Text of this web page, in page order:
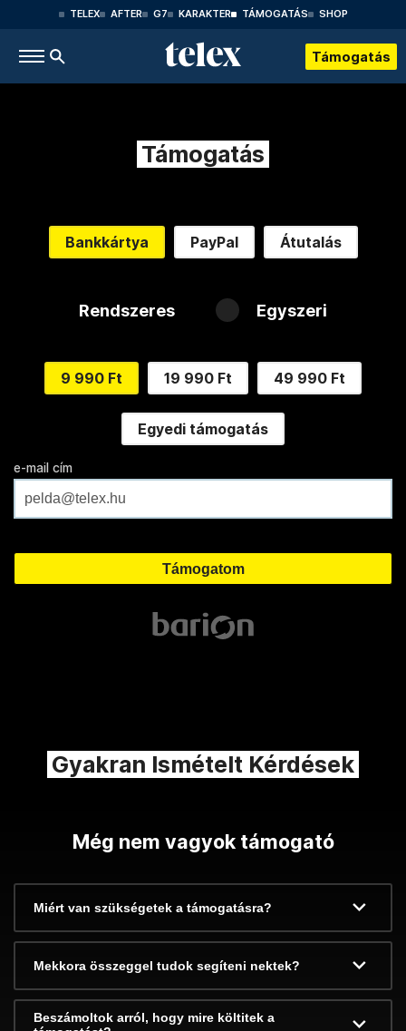
TELEX AFTER G7 KARAKTER TÁMOGATÁS SHOP
Támogatás
Támogatás
Bankkártya PayPal Átutalás
Rendszeres Egyszeri
9 990 Ft 19 990 Ft 49 990 Ft
Egyedi támogatás
e-mail cím
Gyakran Ismételt Kérdések
Még nem vagyok támogató
Miért van szükségetek a támogatásra?
Mekkora összeggel tudok segíteni nektek?
Beszámoltok arról, hogy mire költitek a